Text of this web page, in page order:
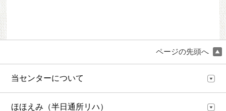
ページの先頭へ
当センターについて
ほほえみ（半日通所リハ）